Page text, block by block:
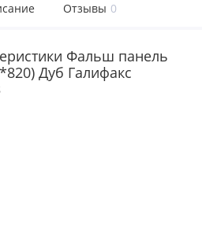
Отзывы 0
Фальш панель
Дуб Галифакс